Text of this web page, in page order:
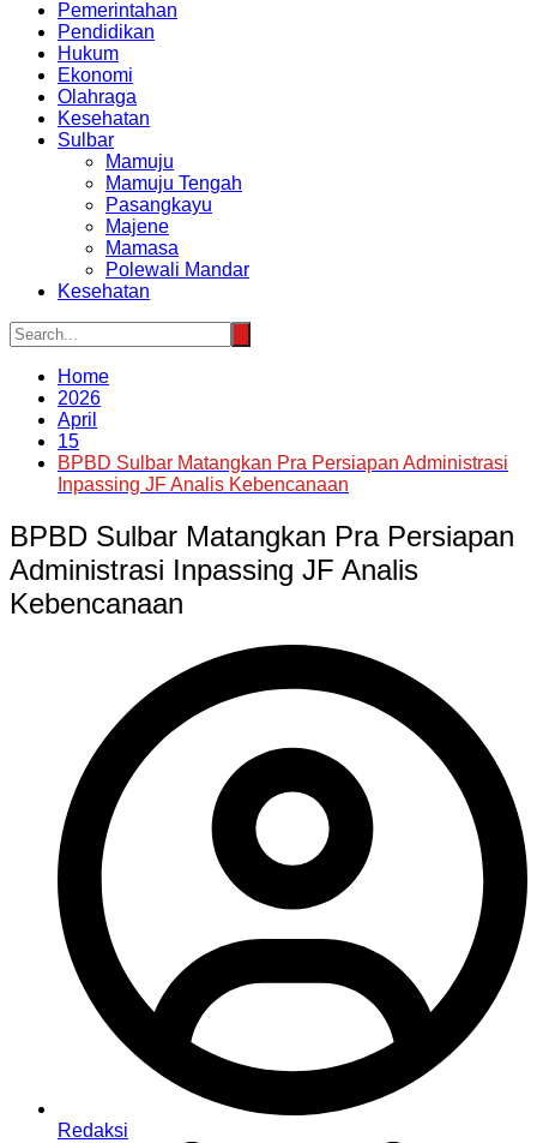
Pemerintahan
Pendidikan
Hukum
Ekonomi
Olahraga
Kesehatan
Sulbar
Mamuju
Mamuju Tengah
Pasangkayu
Majene
Mamasa
Polewali Mandar
Kesehatan
Home
2026
April
15
BPBD Sulbar Matangkan Pra Persiapan Administrasi
Inpassing JF Analis Kebencanaan
BPBD Sulbar Matangkan Pra Persiapan
Administrasi Inpassing JF Analis
Kebencanaan
Redaksi